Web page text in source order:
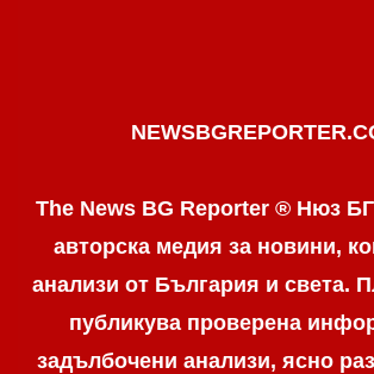
The News BG Reporter ® Нюз
авторска медия за новини,
анализи от България и света.
публикува проверена
задълбочени анализи, ясно